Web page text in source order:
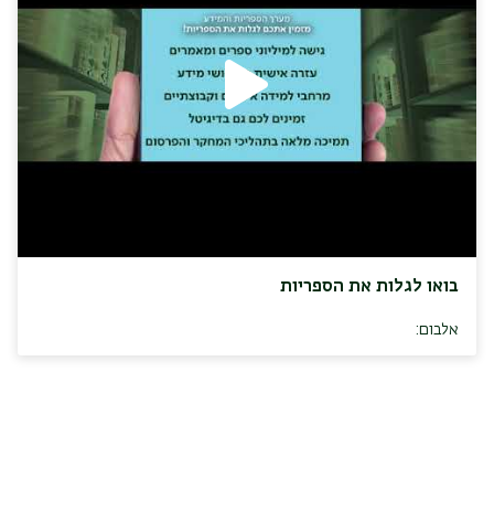
בואו לגלות את הספריות
אלבום: